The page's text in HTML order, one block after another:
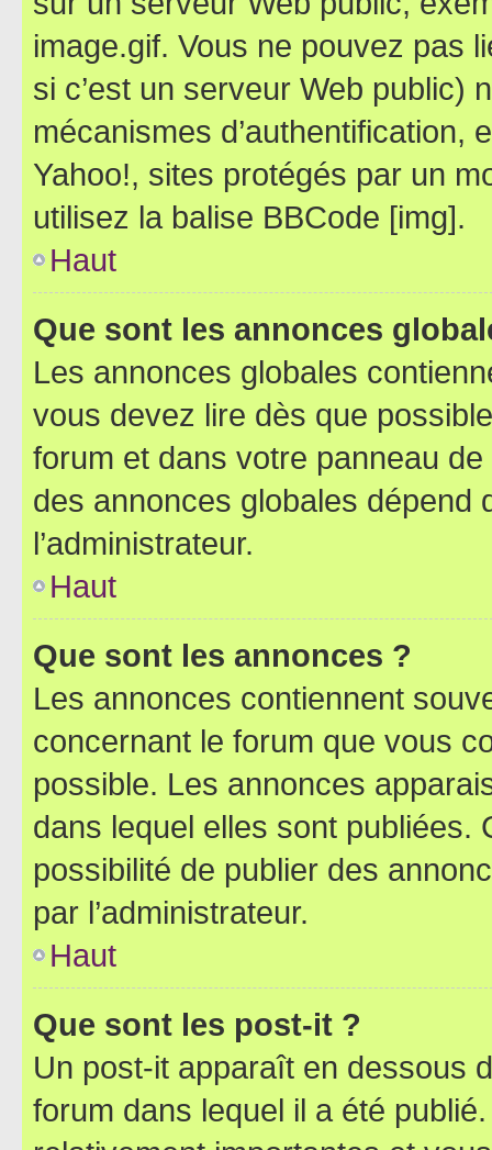
image.gif. Vous ne pouvez pas
si c’est un serveur Web public)
mécanismes d’authentification,
Yahoo!, sites protégés par un
utilisez la balise BBCode [img].
Haut
Que sont les annonces
Les annonces globales
vous devez lire dès que
forum et dans votre panneau
des annonces globales dépend
l’administrateur.
Haut
Que sont les annonces ?
Les annonces contiennent
concernant le forum que vous
possible. Les annonces
dans lequel elles sont publiées.
possibilité de publier des
par l’administrateur.
Haut
Que sont les post-it ?
Un post-it apparaît en dessous
forum dans lequel il a été